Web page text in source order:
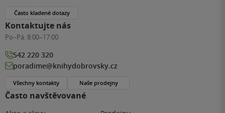
Často navštěvované
Často kladené dotazy
Kontaktujte nás
Po–Pá: 8:00–17:00
542 220 320
poradime@knihydobrovsky.cz
Všechny kontakty Naše prodejny